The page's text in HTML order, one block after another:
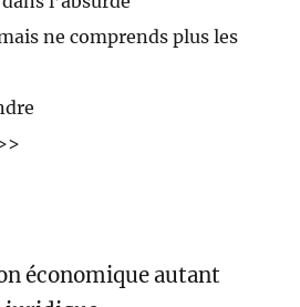
ne comprends plus les
économique autant